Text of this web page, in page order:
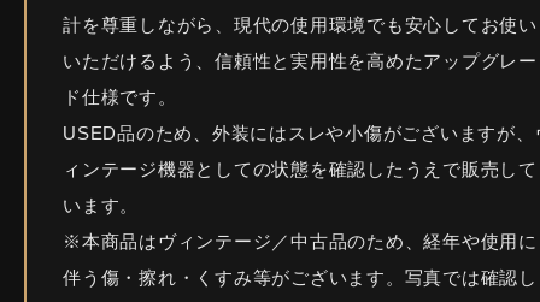
計を尊重しながら、現代の使用環境でも安心してお使い
いただけるよう、信頼性と実用性を高めたアップグレー
ド仕様です。
USED品のため、外装にはスレや小傷がございますが、
ィンテージ機器としての状態を確認したうえで販売して
います。
※本商品はヴィンテージ／中古品のため、経年や使用に
伴う傷・擦れ・くすみ等がございます。写真では確認し